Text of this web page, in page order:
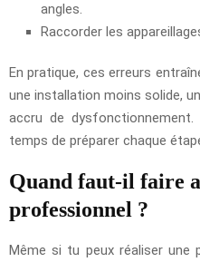
angles.
Raccorder les
En pratique, ces erreurs
une installation moins solide,
accru de
temps de préparer chaque
Quand faut-il faire
professionnel ?
Même si tu peux réaliser une